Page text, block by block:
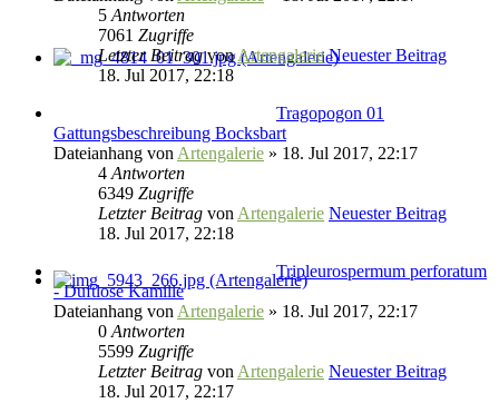
5 Antworten
7061 Zugriffe
Letzter BeitragvonArtengalerie Neuester Beitrag
18. Jul 2017, 22:18
Tragopogon 01
Gattungsbeschreibung Bocksbart
Dateianhang von Artengalerie » 18. Jul 2017, 22:17
4 Antworten
6349 Zugriffe
Letzter Beitrag von Artengalerie Neuester Beitrag
18. Jul 2017, 22:18
Tripleurospermum perforatum
- Duftlose Kamille
Dateianhang von Artengalerie » 18. Jul 2017, 22:17
0 Antworten
5599 Zugriffe
Letzter Beitrag von Artengalerie Neuester Beitrag
18. Jul 2017, 22:17